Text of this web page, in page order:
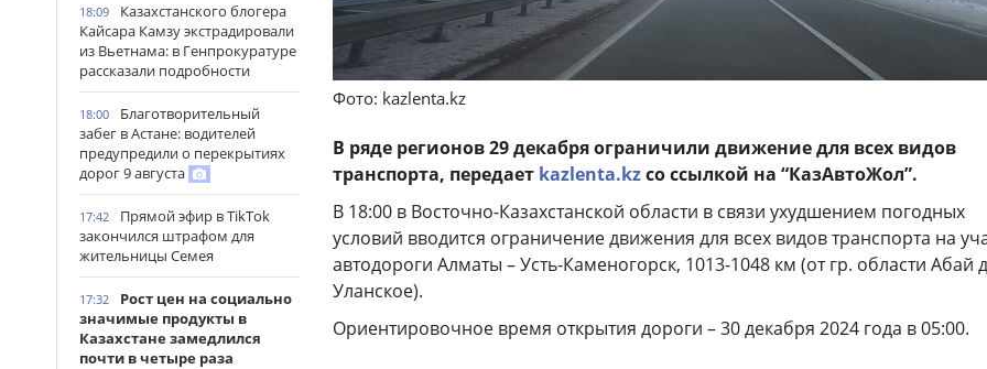
18:09
Казахстанского блогера
Кайсара Камзу экстрадировали
из Вьетнама: в Генпрокуратуре
рассказали подробности
18:00
Благотворительный
забег в Астане: водителей
предупредили о перекрытиях
дорог 9 августа
17:42
Прямой эфир в TikTok
закончился штрафом для
жительницы Семея
17:32
Рост цен на социально
значимые продукты в
Казахстане замедлился
почти в четыре раза
Фото: kazlenta.kz
В ряде регионов 29 декабря ограничили движение для всех видов
транспорта, передает kazlenta.kzсо ссылкой на “КазАвтоЖол”.
В 18:00 в Восточно-Казахстанской области в связи ухудшением погодных
условий вводится ограничение движения для всех видов транспорта на
автодороги Алматы – Усть-Каменогорск, 1013-1048 км (от гр. области Абай
Уланское).
Ориентировочное время открытия дороги – 30 декабря 2024 года в 05:00.